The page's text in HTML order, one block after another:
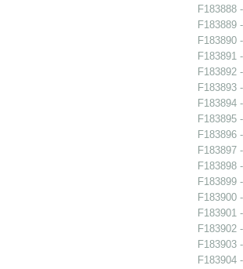
F183888
F183889
F183890
F183891
F183892
F183893
F183894
F183895
F183896
F183897
F183898
F183899
F183900
F183901
F183902
F183903
F183904